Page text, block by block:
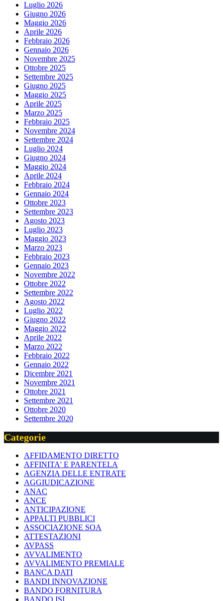
Luglio 2026
Giugno 2026
Maggio 2026
Aprile 2026
Febbraio 2026
Gennaio 2026
Novembre 2025
Ottobre 2025
Settembre 2025
Giugno 2025
Maggio 2025
Aprile 2025
Marzo 2025
Febbraio 2025
Novembre 2024
Settembre 2024
Luglio 2024
Giugno 2024
Maggio 2024
Aprile 2024
Febbraio 2024
Gennaio 2024
Ottobre 2023
Settembre 2023
Agosto 2023
Luglio 2023
Maggio 2023
Marzo 2023
Febbraio 2023
Gennaio 2023
Novembre 2022
Ottobre 2022
Settembre 2022
Agosto 2022
Luglio 2022
Giugno 2022
Maggio 2022
Aprile 2022
Marzo 2022
Febbraio 2022
Gennaio 2022
Dicembre 2021
Novembre 2021
Ottobre 2021
Settembre 2021
Ottobre 2020
Settembre 2020
Categorie
AFFIDAMENTO DIRETTO
AFFINITA' E PARENTELA
AGENZIA DELLE ENTRATE
AGGIUDICAZIONE
ANAC
ANCE
ANTICIPAZIONE
APPALTI PUBBLICI
ASSOCIAZIONE SOA
ATTESTAZIONI
AVPASS
AVVALIMENTO
AVVALIMENTO PREMIALE
BANCA DATI
BANDI INNOVAZIONE
BANDO FORNITURA